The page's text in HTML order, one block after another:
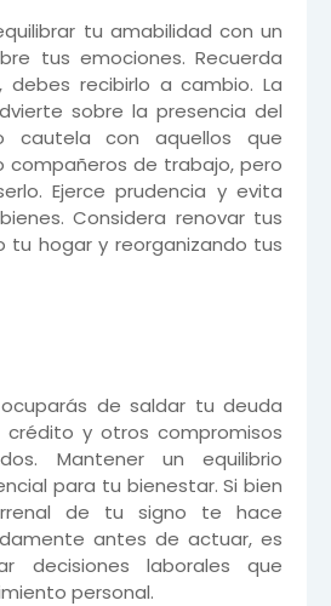
tu amabilidad con un
tus emociones. Recuerda
debes recibirlo a cambio. La
sobre la presencia del
cautela con aquellos que
compañeros de trabajo, pero
Ejerce prudencia y evita
Considera renovar tus
tu hogar y reorganizando tus
de saldar tu deuda
y otros compromisos
Mantener un equilibrio
para tu bienestar. Si bien
de tu signo te hace
antes de actuar, es
decisiones laborales que
personal.